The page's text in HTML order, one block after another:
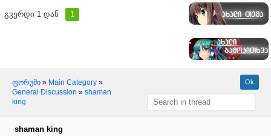
გვერდი 1 დან 1
ფორუმი » Main Category »
General Discussion » shaman
king
shaman king